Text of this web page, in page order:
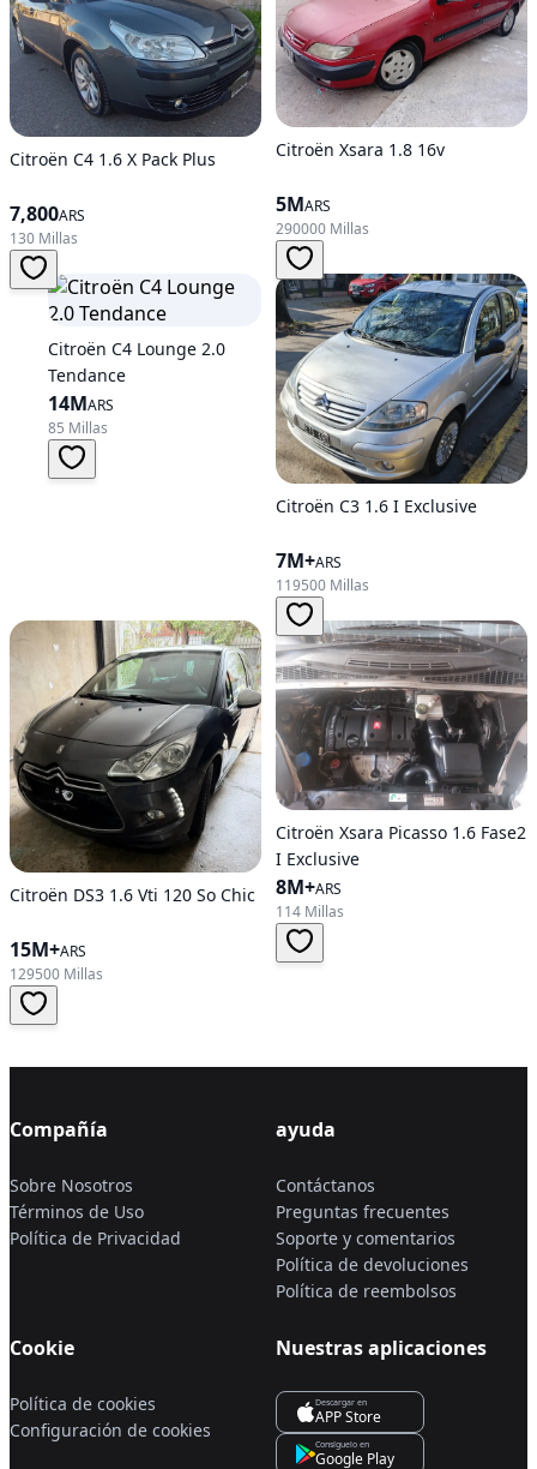
Citroën C4 1.6 X Pack Plus
7,800ARS
130 Millas
Citroën Xsara 1.8 16v
5MARS
290000 Millas
Citroën C4 Lounge 2.0
Tendance
14MARS
85 Millas
Citroën C3 1.6 I Exclusive
7M+ARS
119500 Millas
Citroën DS3 1.6 Vti 120 So Chic
15M+ARS
129500 Millas
Citroën Xsara Picasso 1.6 Fase2
I Exclusive
8M+ARS
114 Millas
Compañía
Sobre Nosotros
Términos de Uso
Política de Privacidad
ayuda
Contáctanos
Preguntas frecuentes
Soporte y comentarios
Política de devoluciones
Política de reembolsos
Cookie
Política de cookies
Configuración de cookies
Nuestras aplicaciones
Descargar en
APP Store
Consíguelo en
Google Play